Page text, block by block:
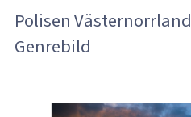
Polisen Västernorrland
Genrebild